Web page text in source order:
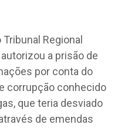
Regional
a prisão de
por conta do
corrupção conhecido
que teria desviado
de emendas